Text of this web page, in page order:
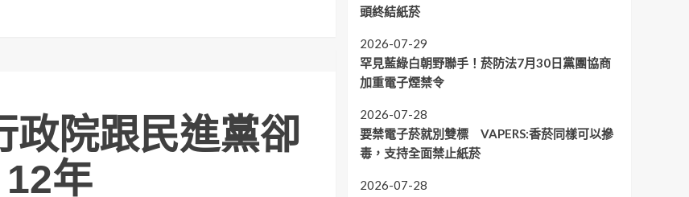
政院跟民進黨卻
年
頭終結紙菸
2026-07-29
罕見藍綠白朝野聯手！菸防法7月30日黨團協商
加重電子煙禁令
2026-07-28
要禁電子菸就別雙標 VAPERS:香菸同樣可以摻
毒，支持全面禁止紙菸
2026-07-28